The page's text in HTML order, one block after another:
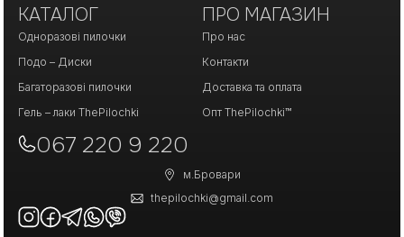
КАТАЛОГ
Одноразові пилочки
Подо – Диски
Багаторазові пилочки
Гель – лаки ThePilochki
ПРО МАГАЗИН
Про нас
Контакти
Доставка та оплата
Опт ThePilochki™
067 220 9 220
м.Бровари
thepilochki@gmail.com